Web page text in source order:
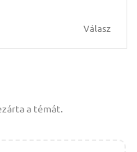
Válasz
a témát.